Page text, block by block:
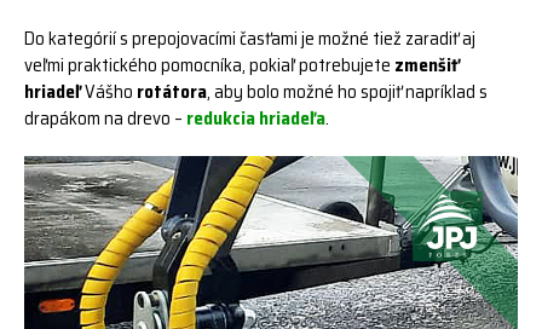
Do kategórií s prepojovacími časťami je možné tiež zaradiť aj
veľmi praktického pomocníka, pokiaľ potrebujete zmenšiť
hriadeľVášho rotátora, aby bolo možné ho spojiť napríklad s
drapákom na drevo – redukcia hriadeľa.